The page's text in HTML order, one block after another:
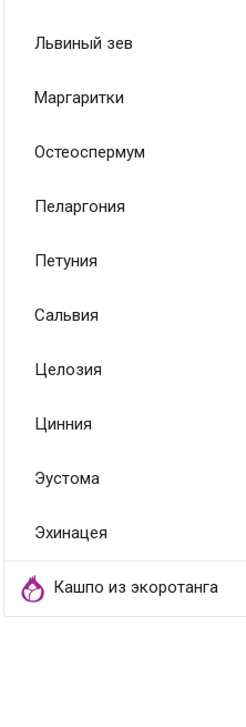
Львиный зев
Маргаритки
Остеоспермум
Пеларгония
Петуния
Сальвия
Целозия
Цинния
Эустома
Эхинацея
Кашпо из экоротанга